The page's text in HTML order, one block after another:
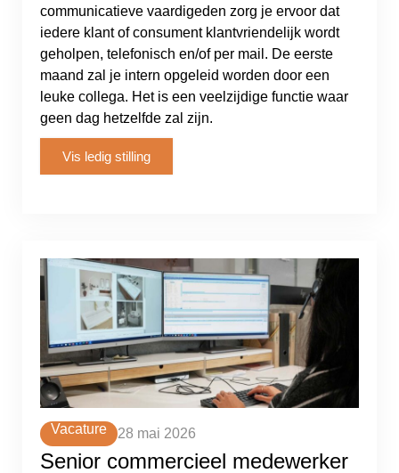
communicatieve vaardigeden zorg je ervoor dat
iedere klant of consument klantvriendelijk wordt
geholpen, telefonisch en/of per mail. De eerste
maand zal je intern opgeleid worden door een
leuke collega. Het is een veelzijdige functie waar
geen dag hetzelfde zal zijn.
Vis ledig stilling
Vacature 28 mai 2026
Senior commercieel medewerker